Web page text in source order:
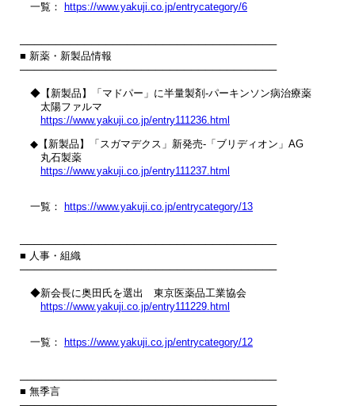
一覧： https://www.yakuji.co.jp/entrycategory/6
────────────────────────────────────
■ 新薬・新製品情報
────────────────────────────────────
◆【新製品】「マドパー」に半量製剤‐パーキンソン病治療薬
太陽ファルマ
https://www.yakuji.co.jp/entry111236.html
◆【新製品】「スガマデクス」新発売‐「ブリディオン」AG
丸石製薬
https://www.yakuji.co.jp/entry111237.html
一覧： https://www.yakuji.co.jp/entrycategory/13
────────────────────────────────────
■ 人事・組織
────────────────────────────────────
◆新会長に奥田氏を選出　東京医薬品工業協会
https://www.yakuji.co.jp/entry111229.html
一覧： https://www.yakuji.co.jp/entrycategory/12
────────────────────────────────────
■ 無季言
────────────────────────────────────